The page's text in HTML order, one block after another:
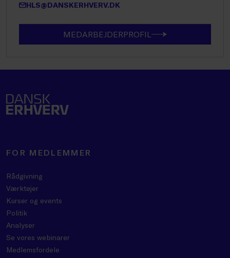
HLS@DANSKERHVERV.DK
MEDARBEJDERPROFIL
FOR MEDLEMMER
Rådgivning
Værktøjer
Kurser og events
Politik
Analyser
Se vores webinarer
Medlemsfordele